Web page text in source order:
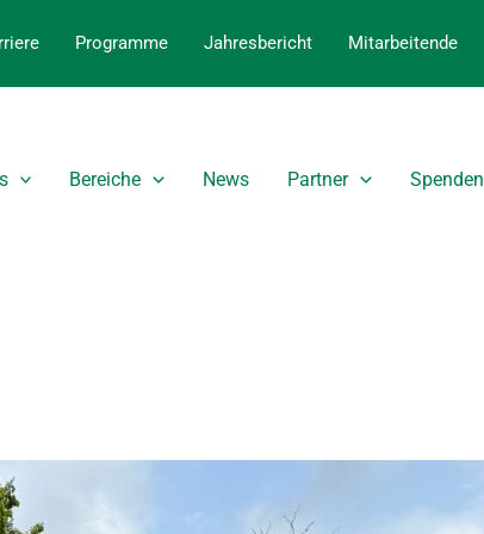
Programme Jahresbericht Mitarbeitende
Bereiche News Partner Spenden